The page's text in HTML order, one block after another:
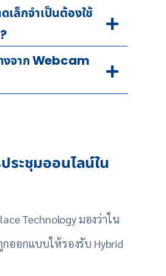
เล็กจำเป็นต้องใช้
งจาก Webcam
ระชุมออนไลน์ใน
Technology มองว่าใน
ออกแบบให้รองรับ Hybrid